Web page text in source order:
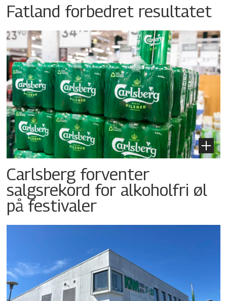
Fatland forbedret resultatet
Carlsberg forventer
salgsrekord for alkoholfri øl
på festivaler